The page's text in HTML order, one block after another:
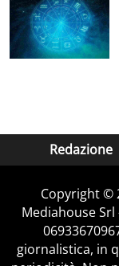
Redazione
Copyright ©
Mediahouse Srl
giornalistica, in